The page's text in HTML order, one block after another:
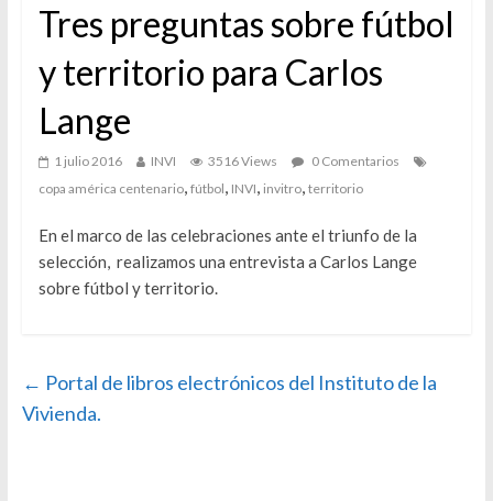
Tres preguntas sobre fútbol
y territorio para Carlos
Lange
1 julio 2016 INVI 3516 Views
0 Comentarios
copa américa centenario, fútbol, INVI, invitro, territorio
En el marco de las celebraciones ante el triunfo de la
selección, realizamos una entrevista a Carlos Lange
sobre fútbol y territorio.
← Portal de libros electrónicos del Instituto de la
Vivienda.